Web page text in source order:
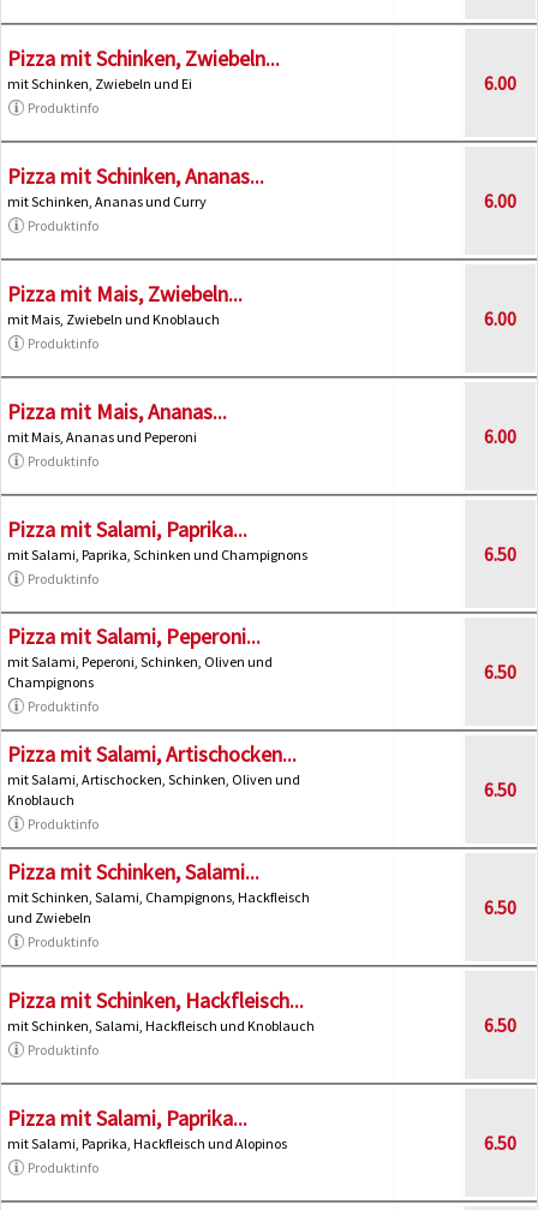
Pizza mit Schinken, Zwiebeln...
mit Schinken, Zwiebeln und Ei
Produktinfo
6.00
Pizza mit Schinken, Ananas...
mit Schinken, Ananas und Curry
Produktinfo
6.00
Pizza mit Mais, Zwiebeln...
mit Mais, Zwiebeln und Knoblauch
Produktinfo
6.00
Pizza mit Mais, Ananas...
mit Mais, Ananas und Peperoni
Produktinfo
6.00
Pizza mit Salami, Paprika...
mit Salami, Paprika, Schinken und Champignons
Produktinfo
6.50
Pizza mit Salami, Peperoni...
mit Salami, Peperoni, Schinken, Oliven und
Champignons
Produktinfo
6.50
Pizza mit Salami, Artischocken...
mit Salami, Artischocken, Schinken, Oliven und
Knoblauch
Produktinfo
6.50
Pizza mit Schinken, Salami...
mit Schinken, Salami, Champignons, Hackfleisch
und Zwiebeln
Produktinfo
6.50
Pizza mit Schinken, Hackfleisch...
mit Schinken, Salami, Hackfleisch und Knoblauch
Produktinfo
6.50
Pizza mit Salami, Paprika...
mit Salami, Paprika, Hackfleisch und Alopinos
Produktinfo
6.50